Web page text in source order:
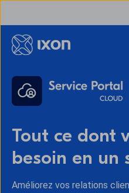
Tout ce dont
besoin en un
Améliorez vos relations